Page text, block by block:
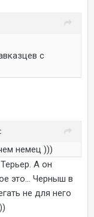
с
немец )))
А он
это... Черныш в
не для него